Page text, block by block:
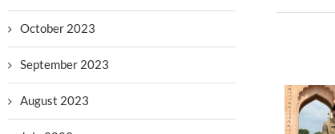
October 2023
September 2023
August 2023